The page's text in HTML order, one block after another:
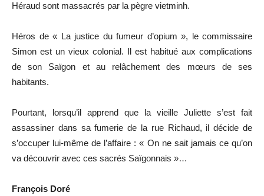
Héraud sont massacrés par la pègre vietminh.
Héros de « La justice du fumeur d’opium », le commissaire
Simon est un vieux colonial. Il est habitué aux complications
de son Saïgon et au relâchement des mœurs de ses
habitants.
Pourtant, lorsqu’il apprend que la vieille Juliette s’est fait
assassiner dans sa fumerie de la rue Richaud, il décide de
s’occuper lui-même de l’affaire : « On ne sait jamais ce qu’on
va découvrir avec ces sacrés Saïgonnais »…
François Doré